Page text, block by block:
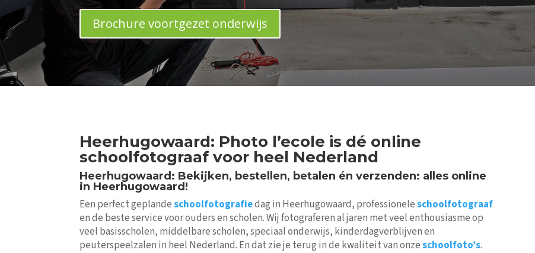
Brochure voortgezet onderwijs
Heerhugowaard: Photo l’ecole is dé online
schoolfotograaf voor heel Nederland
Heerhugowaard: Bekijken, bestellen, betalen én verzenden: alles online
in Heerhugowaard!
Een perfect geplandeschoolfotografiedag in Heerhugowaard, professioneleschoolfotograaf
en de beste service voor ouders en scholen. Wij fotograferen al jaren met veel enthousiasme op
veel basisscholen, middelbare scholen, speciaal onderwijs, kinderdagverblijven en
peuterspeelzalen in heel Nederland. En dat zie je terug in de kwaliteit van onzeschoolfoto’s.